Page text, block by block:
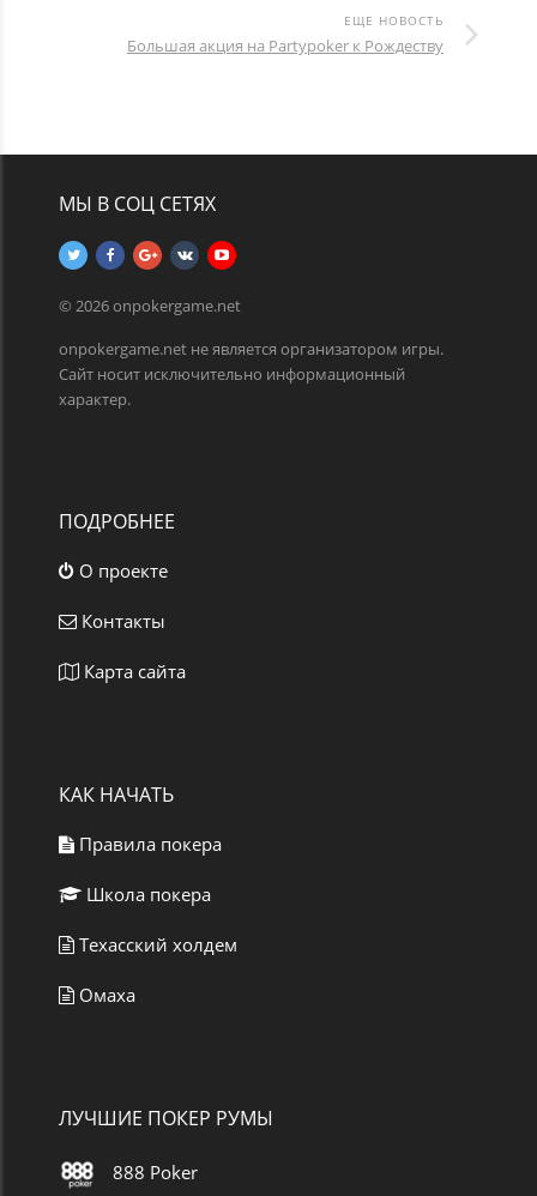
ЕЩЕ НОВОСТЬ
Большая акция на Partypoker к Рождеству
МЫ В СОЦ СЕТЯХ
© 2026 onpokergame.net
onpokergame.net не является организатором игры.
Сайт носит исключительно информационный
характер.
ПОДРОБНЕЕ
О проекте
Контакты
Карта сайта
КАК НАЧАТЬ
Правила покера
Школа покера
Техасский холдем
Омаха
ЛУЧШИЕ ПОКЕР РУМЫ
888 Poker